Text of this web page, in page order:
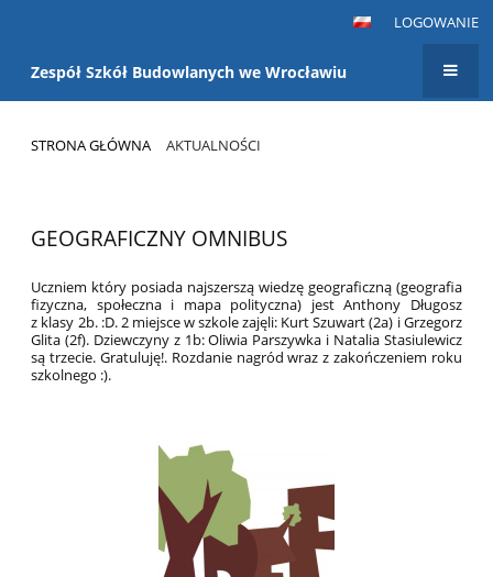
LOGOWANIE
Zespół Szkół Budowlanych we Wrocławiu
STRONA GŁÓWNA AKTUALNOŚCI
GEOGRAFICZNY OMNIBUS
Uczniem który posiada najszerszą wiedzę geograficzną (geografia
fizyczna, społeczna i mapa polityczna) jest Anthony Długosz
z klasy 2b. :D. 2 miejsce w szkole zajęli: Kurt Szuwart (2a) i Grzegorz
Glita (2f). Dziewczyny z 1b: Oliwia Parszywka i Natalia Stasiulewicz
są trzecie. Gratuluję!. Rozdanie nagród wraz z zakończeniem roku
szkolnego :).